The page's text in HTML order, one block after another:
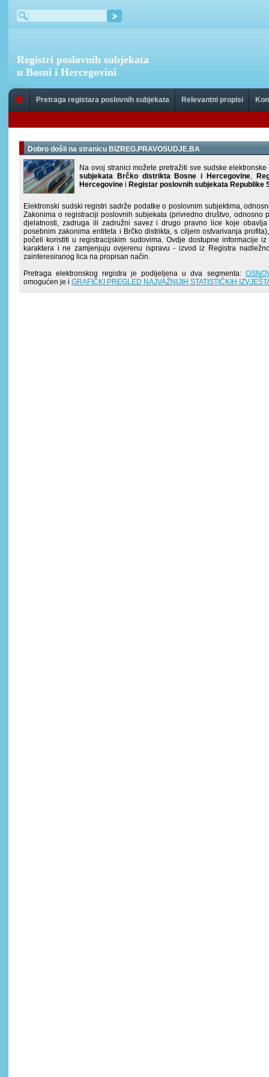
Registri poslovnih subjekata
u Bosni i Hercegovini
Pretraga registara poslovnih subjekata Relevantni propisi
Dobro došli na stranicu BIZREG.PRAVOSUDJE.BA
Na ovoj stranici možete pretražiti sve sudske
subjekata Brčko distrikta Bosne i Hercegovine,
Hercegovine i Registar poslovnih subjekata Republike
Elektronski sudski registri sadrže podatke o poslovnim subjektima,
Zakonima o registraciji poslovnih subjekata (privredno društvo, odnosno
djelatnosti, zadruga ili zadružni savez i drugo pravno lice koje
posebnim zakonima entiteta i Brčko distrikta, s ciljem ostvarivanja
počeli koristiti u registracijskim sudovima. Ovdje dostupne informacije
karaktera i ne zamjenjuju ovjerenu ispravu - izvod iz Registra
zainteresiranog lica na propisan način.
Pretraga elektronskog registra je podijeljena u dva segmenta:
omogućen je i GRAFIČKI PREGLED NAJVAŽNIJIH STATISTIČKIH